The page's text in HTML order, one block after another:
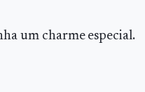
um charme especial.